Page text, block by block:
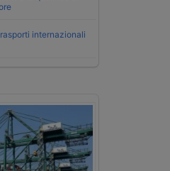
internazionali